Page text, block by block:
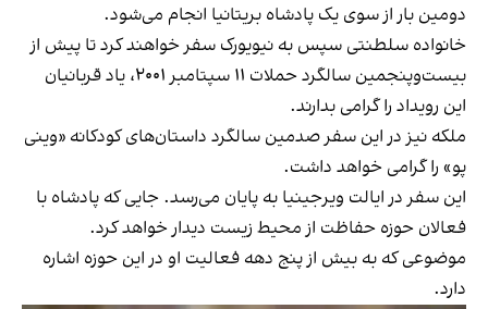
دومین بار از سوی یک پادشاه بریتانیا انجام می‌شود.
خانواده سلطنتی سپس به نیویورک سفر خواهند کرد تا پیش از
بیست‌وپنجمین سالگرد حملات ۱۱ سپتامبر ۲۰۰۱، یاد قربانیان
این رویداد را گرامی بدارند.
ملکه نیز در این سفر صدمین سالگرد داستان‌های کودکانه «وینی
پو» را گرامی خواهد داشت.
این سفر در ایالت ویرجینیا به پایان می‌رسد. جایی که پادشاه با
فعالان حوزه حفاظت از محیط زیست دیدار خواهد کرد.
موضوعی که به بیش از پنج دهه فعالیت او در این حوزه اشاره
دارد.